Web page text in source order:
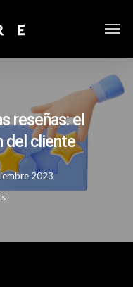
reseñas: el
del cliente
2023